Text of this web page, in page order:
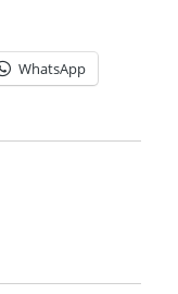
WhatsApp